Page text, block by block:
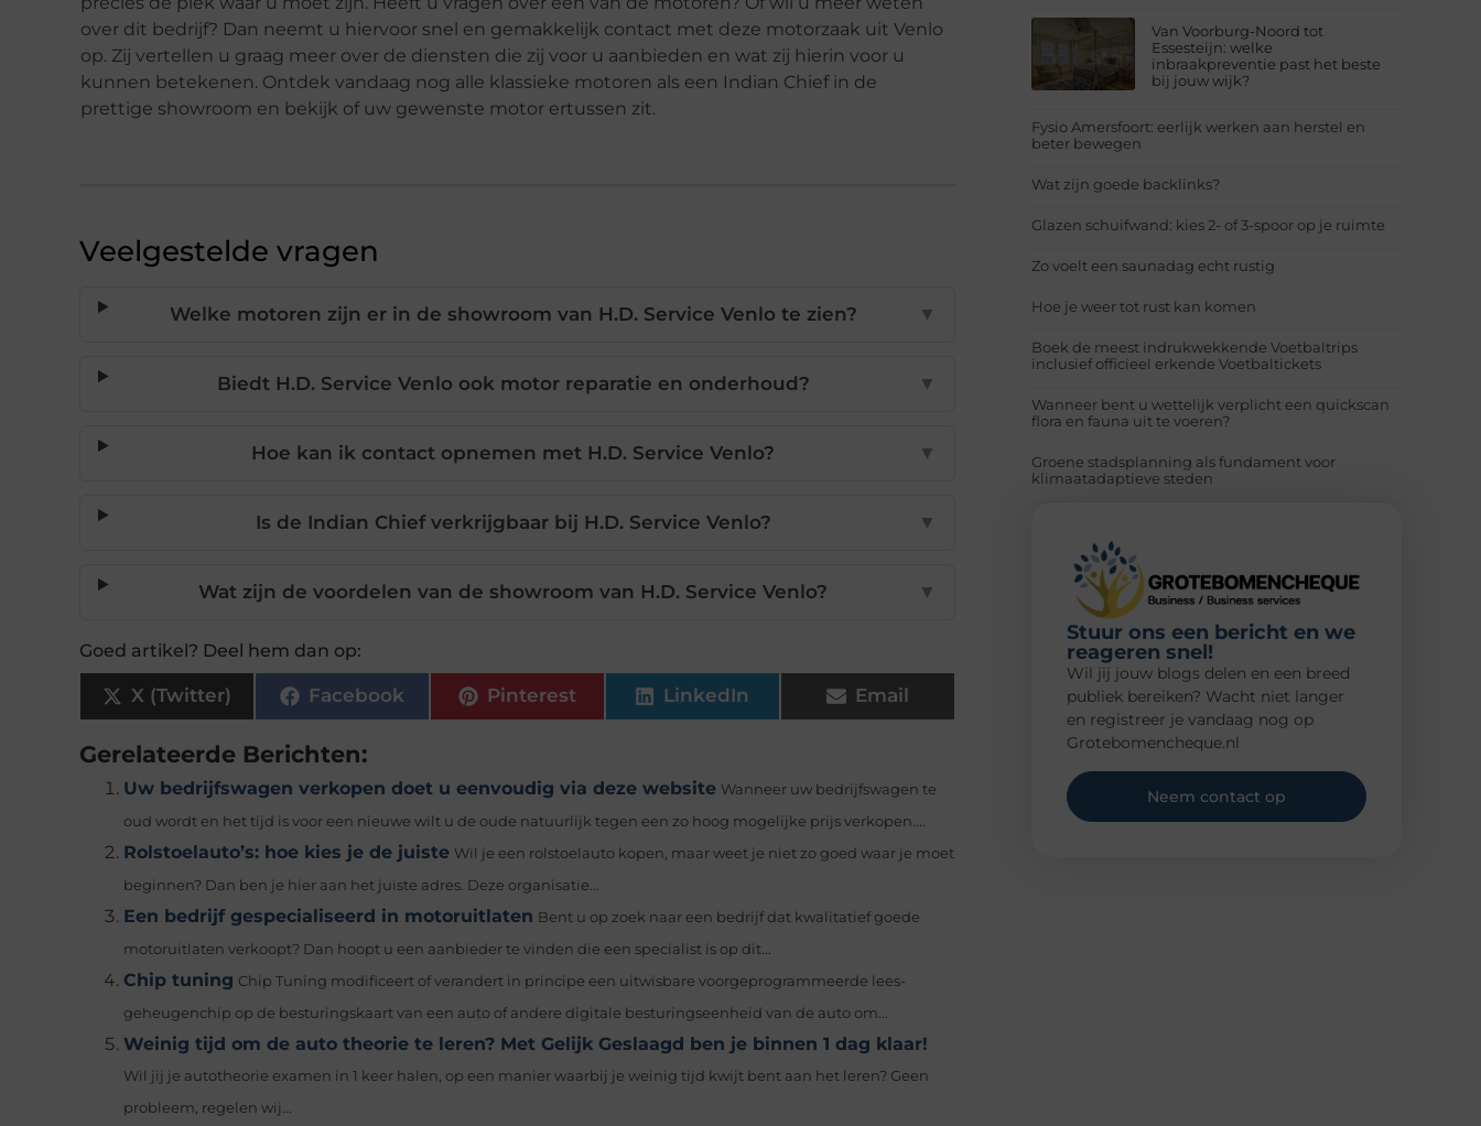
over dit bedrijf? Dan neemt u hiervoor snel en gemakkelijk contact met deze motorzaak uit Venlo
op. Zij vertellen u graag meer over de diensten die zij voor u aanbieden en wat zij hierin voor u
kunnen betekenen. Ontdek vandaag nog alle klassieke motoren als een Indian Chief in de
prettige showroom en bekijk of uw gewenste motor ertussen zit.
Veelgestelde vragen
Welke motoren zijn er in de showroom van H.D. Service Venlo te zien? ▼
Biedt H.D. Service Venlo ook motor reparatie en onderhoud? ▼
Hoe kan ik contact opnemen met H.D. Service Venlo? ▼
Is de Indian Chief verkrijgbaar bij H.D. Service Venlo? ▼
Wat zijn de voordelen van de showroom van H.D. Service Venlo? ▼
Goed artikel? Deel hem dan op:
X (Twitter) Facebook Pinterest LinkedIn Email
Gerelateerde Berichten:
Uw bedrijfswagen verkopen doet u eenvoudig via deze website Wanneer uw bedrijfswagen te
oud wordt en het tijd is voor een nieuwe wilt u de oude natuurlijk tegen een zo hoog mogelijke prijs verkopen....
Rolstoelauto’s: hoe kies je de juiste Wil je een rolstoelauto kopen, maar weet je niet zo goed waar je moet
beginnen? Dan ben je hier aan het juiste adres. Deze organisatie...
Een bedrijf gespecialiseerd in motoruitlaten Bent u op zoek naar een bedrijf dat kwalitatief goede
motoruitlaten verkoopt? Dan hoopt u een aanbieder te vinden die een specialist is op dit...
Chip tuning Chip Tuning modificeert of verandert in principe een uitwisbare voorgeprogrammeerde lees-
geheugenchip op de besturingskaart van een auto of andere digitale besturingseenheid van de auto om...
Weinig tijd om de auto theorie te leren? Met Gelijk Geslaagd ben je binnen 1 dag klaar!
Wil jij je autotheorie examen in 1 keer halen, op een manier waarbij je weinig tijd kwijt bent aan het leren? Geen
probleem, regelen wij...
Van Voorburg-Noord tot
Essesteijn: welke
inbraakpreventie past het beste
bij jouw wijk?
Fysio Amersfoort: eerlijk werken aan herstel en
beter bewegen
Wat zijn goede backlinks?
Glazen schuifwand: kies 2- of 3-spoor op je ruimte
Zo voelt een saunadag echt rustig
Hoe je weer tot rust kan komen
Boek de meest indrukwekkende Voetbaltrips
inclusief officieel erkende Voetbaltickets
Wanneer bent u wettelijk verplicht een quickscan
flora en fauna uit te voeren?
Groene stadsplanning als fundament voor
klimaatadaptieve steden
Stuur ons een bericht en we
reageren snel!
Wil jij jouw blogs delen en een breed
publiek bereiken? Wacht niet langer
en registreer je vandaag nog op
Grotebomencheque.nl
Neem contact op